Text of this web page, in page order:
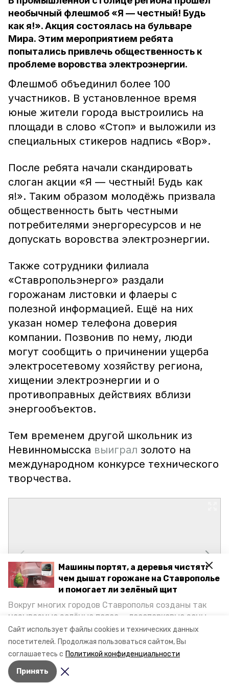
Сайт использует файлы cookies и технических данных
посетителей. Продолжая пользоваться сайтом, Вы
соглашаетесь с Политикой конфиденциальности
Принять
Машины портят, а деревья чистят:
чем дышат горожане на Ставрополье
и помогает ли зелёный щит
Вокруг многих городов Ставрополья созданы так
называемые зелёные пояса — лесопарковые зоны,
снижающие негативное воздействие выхлопных
газов на атмосферу. Справляются ли они с
постоянно растущим потоком автотранспорта и
каким воздухом дышат жители края, узнала
корреспондент «Победы26».
необычный флешмоб «Я — честный! Будь
как я!». Акция состоялась на бульваре
Мира. Этим мероприятием ребята
попытались привлечь общественность к
проблеме воровства электроэнергии.
Флешмоб объединил более 100
участников. В установленное время
юные жители города выстроились на
площади в слово «Стоп» и выложили из
специальных стикеров надпись «Вор».
После ребята начали скандировать
слоган акции «Я — честный! Будь как
я!». Таким образом молодёжь призвала
общественность быть честными
потребителями энергоресурсов и не
допускать воровства электроэнергии.
Также сотрудники филиала
«Ставропольэнерго» раздали
горожанам листовки и флаеры с
полезной информацией. Ещё на них
указан номер телефона доверия
компании. Позвонив по нему, люди
могут сообщить о причинении ущерба
электросетевому хозяйству региона,
хищении электроэнергии и о
противоправных действиях вблизи
энергообъектов.
Тем временем другой школьник из
Невинномысска выиграл золото на
международном конкурсе технического
творчества.
Авторы: Ольга Дьякова